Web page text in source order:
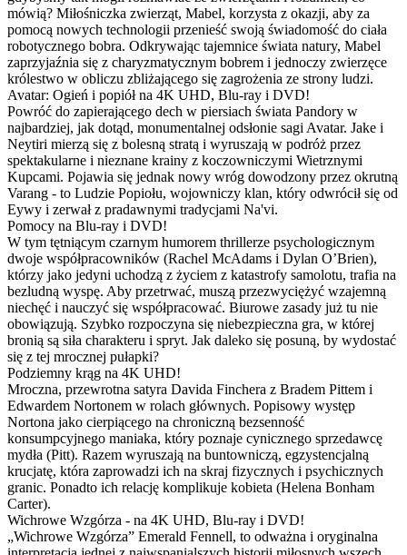
mówią? Miłośniczka zwierząt, Mabel, korzysta z okazji, aby za
pomocą nowych technologii przenieść swoją świadomość do ciała
robotycznego bobra. Odkrywając tajemnice świata natury, Mabel
zaprzyjaźnia się z charyzmatycznym bobrem i jednoczy zwierzęce
królestwo w obliczu zbliżającego się zagrożenia ze strony ludzi.
Avatar: Ogień i popiół na 4K UHD, Blu-ray i DVD!
Powróć do zapierającego dech w piersiach świata Pandory w
najbardziej, jak dotąd, monumentalnej odsłonie sagi Avatar. Jake i
Neytiri mierzą się z bolesną stratą i wyruszają w podróż przez
spektakularne i nieznane krainy z koczowniczymi Wietrznymi
Kupcami. Pojawia się jednak nowy wróg dowodzony przez okrutną
Varang - to Ludzie Popiołu, wojowniczy klan, który odwrócił się od
Eywy i zerwał z pradawnymi tradycjami Na'vi.
Pomocy na Blu-ray i DVD!
W tym tętniącym czarnym humorem thrillerze psychologicznym
dwoje współpracowników (Rachel McAdams i Dylan O’Brien),
którzy jako jedyni uchodzą z życiem z katastrofy samolotu, trafia na
bezludną wyspę. Aby przetrwać, muszą przezwyciężyć wzajemną
niechęć i nauczyć się współpracować. Biurowe zasady już tu nie
obowiązują. Szybko rozpoczyna się niebezpieczna gra, w której
bronią są siła charakteru i spryt. Jak daleko się posuną, by wydostać
się z tej mrocznej pułapki?
Podziemny krąg na 4K UHD!
Mroczna, przewrotna satyra Davida Finchera z Bradem Pittem i
Edwardem Nortonem w rolach głównych. Popisowy występ
Nortona jako cierpiącego na chroniczną bezsenność
konsumpcyjnego maniaka, który poznaje cynicznego sprzedawcę
mydła (Pitt). Razem wyruszają na buntowniczą, egzystencjalną
krucjatę, która zaprowadzi ich na skraj fizycznych i psychicznych
granic. Ponadto ich relację komplikuje kobieta (Helena Bonham
Carter).
Wichrowe Wzgórza - na 4K UHD, Blu-ray i DVD!
„Wichrowe Wzgórza” Emerald Fennell, to odważna i oryginalna